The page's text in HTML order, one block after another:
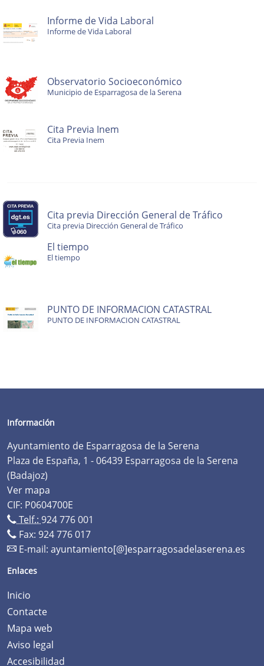
Informe de Vida Laboral
Informe de Vida Laboral
Observatorio Socioeconómico
Municipio de Esparragosa de la Serena
Cita Previa Inem
Cita Previa Inem
Cita previa Dirección General de Tráfico
Cita previa Dirección General de Tráfico
El tiempo
El tiempo
PUNTO DE INFORMACION CATASTRAL
PUNTO DE INFORMACION CATASTRAL
Información
Ayuntamiento de Esparragosa de la Serena
Plaza de España, 1 - 06439 Esparragosa de la Serena
(Badajoz)
Ver mapa
CIF: P0604700E
Telf.: 924 776 001
Fax: 924 776 017
E-mail: ayuntamiento[@]esparragosadelaserena.es
Enlaces
Inicio
Contacte
Mapa web
Aviso legal
Accesibilidad